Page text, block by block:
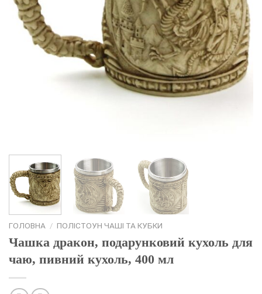
ГОЛОВНА / ПОЛІСТОУН ЧАШІ ТА КУБКИ
Чашка дракон, подарунковий кухоль для
чаю, пивний кухоль, 400 мл